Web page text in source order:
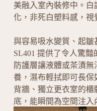
美融入室內裝修中。
化，非死白塑料感，視
與容易吸水變質、起皺
SL401 提供了令人驚
防護層讓液體或茶漬
養，濕布輕拭即可長保
背牆、獨立更衣室的
底，能瞬間為空間注入